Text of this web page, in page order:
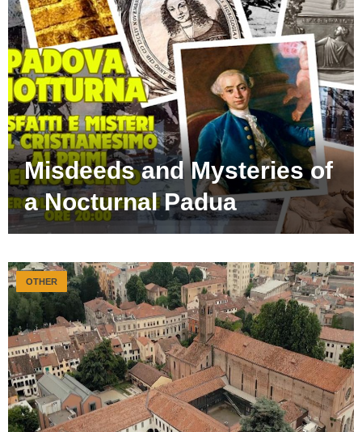
Misdeeds and Mysteries of
a Nocturnal Padua
OTHER